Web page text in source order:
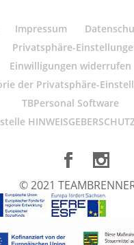
Impressum
Privatsphäre-
Einwilligungen widerrufen
der Privatsphäre-
TBPersonal Software
© 2021